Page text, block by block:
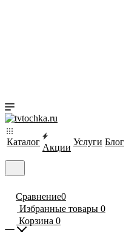
Каталог
Акции
Услуги Блог
Сравнение0
Избранные товары 0
Корзина 0